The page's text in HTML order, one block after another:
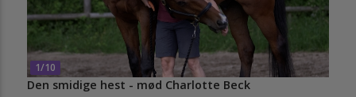
1/10
Den smidige hest - mød Charlotte Beck